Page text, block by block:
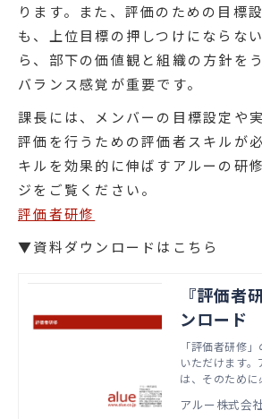
ります。また、評価のための目標
も、上位目標の押しつけにならな
ら、部下の価値観と組織の方針を
バランス感覚が重要です。
課長には、メンバーの目標設定や
評価を行うための評価者スキルが
キルを効果的に伸ばすアルーの研
ジをご覧ください。
評価者研修
▼資料ダウンロードはこちら
『評価者
ンロード
「評価者研修
いただけます
は、そのため
談の実施方法な
アルー株式会